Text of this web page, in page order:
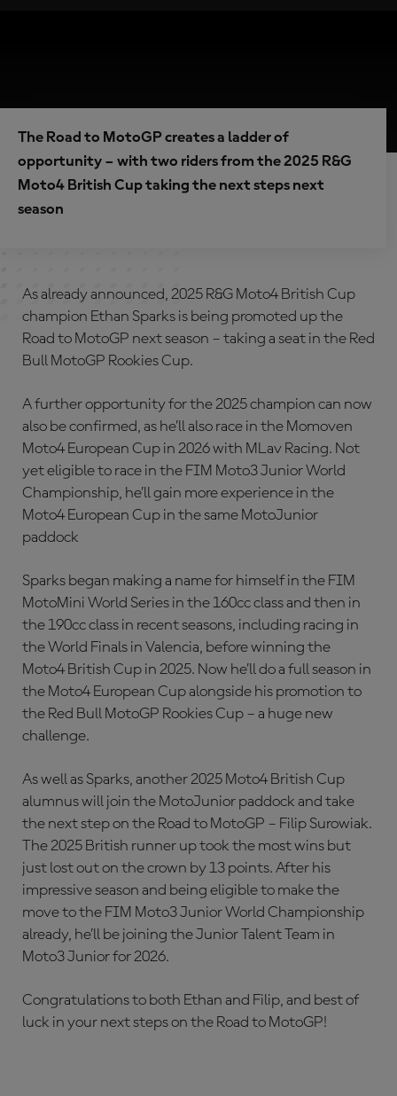
The Road to MotoGP creates a ladder of
opportunity – with two riders from the 2025 R&G
Moto4 British Cup taking the next steps next
season
As already announced, 2025 R&G Moto4 British Cup
champion Ethan Sparks is being promoted up the
Road to MotoGP next season – taking a seat in the Red
Bull MotoGP Rookies Cup.
A further opportunity for the 2025 champion can now
also be confirmed, as he’ll also race in the Momoven
Moto4 European Cup in 2026 with MLav Racing. Not
yet eligible to race in the FIM Moto3 Junior World
Championship, he’ll gain more experience in the
Moto4 European Cup in the same MotoJunior
paddock
Sparks began making a name for himself in the FIM
MotoMini World Series in the 160cc class and then in
the 190cc class in recent seasons, including racing in
the World Finals in Valencia, before winning the
Moto4 British Cup in 2025. Now he’ll do a full season in
the Moto4 European Cup alongside his promotion to
the Red Bull MotoGP Rookies Cup – a huge new
challenge.
As well as Sparks, another 2025 Moto4 British Cup
alumnus will join the MotoJunior paddock and take
the next step on the Road to MotoGP – Filip Surowiak.
The 2025 British runner up took the most wins but
just lost out on the crown by 13 points. After his
impressive season and being eligible to make the
move to the FIM Moto3 Junior World Championship
already, he’ll be joining the Junior Talent Team in
Moto3 Junior for 2026.
Congratulations to both Ethan and Filip, and best of
luck in your next steps on the Road to MotoGP!